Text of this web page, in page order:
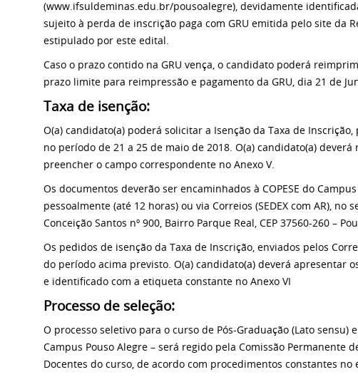
(www.ifsuldeminas.edu.br/pousoalegre), devidamente
sujeito à perda de inscrição paga com GRU emitida pelo site da
estipulado por este edital.
Caso o prazo contido na GRU vença, o candidato poderá
prazo limite para reimpressão e pagamento da GRU, dia 21 de
Taxa de isenção:
O(a) candidato(a) poderá solicitar a Isenção da Taxa de
no período de 21 a 25 de maio de 2018. O(a) candidato(a)
preencher o campo correspondente no Anexo V.
Os documentos deverão ser encaminhados à COPESE do
pessoalmente (até 12 horas) ou via Correios (SEDEX com AR),
Conceição Santos nº 900, Bairro Parque Real, CEP 37560-260 –
Os pedidos de isenção da Taxa de Inscrição, enviados pelos
do período acima previsto. O(a) candidato(a) deverá apresentar
e identificado com a etiqueta constante no Anexo VI
Processo de seleção:
O processo seletivo para o curso de Pós-Graduação (Lato sensu)
Campus Pouso Alegre – será regido pela Comissão Permanente
Docentes do curso, de acordo com procedimentos constantes no